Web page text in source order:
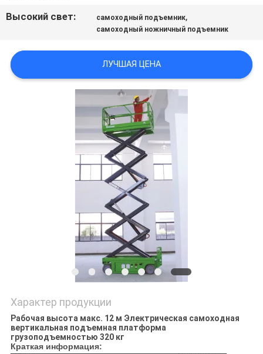
КАРТА
ПОЛИТИКА
КОНФИДЕНЦИАЛЬНОСТИ
Высокий свет: самоходный подъемник,
самоходный ножничный подъемник
ЛУЧШАЯ ЦЕНА
Характер продукции
Рабочая высота макс. 12 м Электрическая самоходная
вертикальная подъемная платформа
грузоподъемностью 320 кг​
Краткая информация: